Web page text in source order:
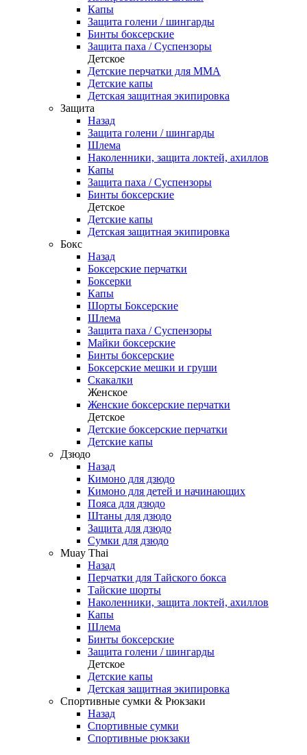
Капы
Защита голени / шингарды
Бинты боксерские
Защита паха / Суспензоры
Детское
Детские перчатки для ММА
Детские капы
Детская защитная экипировка
Защита
Назад
Защита голени / шингарды
Шлема
Наколенники, защита локтей, ахиллов
Капы
Защита паха / Суспензоры
Бинты боксерские
Детское
Детские капы
Детская защитная экипировка
Бокс
Назад
Боксерские перчатки
Боксерки
Капы
Шорты Боксерские
Шлема
Защита паха / Суспензоры
Майки боксерские
Бинты боксерские
Боксерские мешки и груши
Скакалки
Женское
Женские боксерские перчатки
Детское
Детские боксерские перчатки
Детские капы
Дзюдо
Назад
Кимоно для дзюдо
Кимоно для детей и начинающих
Пояса для дзюдо
Штаны для дзюдо
Защита для дзюдо
Сумки для дзюдо
Muay Thai
Назад
Перчатки для Тайского бокса
Тайские шорты
Наколенники, защита локтей, ахиллов
Капы
Шлема
Бинты боксерские
Защита голени / шингарды
Детское
Детские капы
Детская защитная экипировка
Спортивные сумки & Рюкзаки
Назад
Спортивные сумки
Спортивные рюкзаки